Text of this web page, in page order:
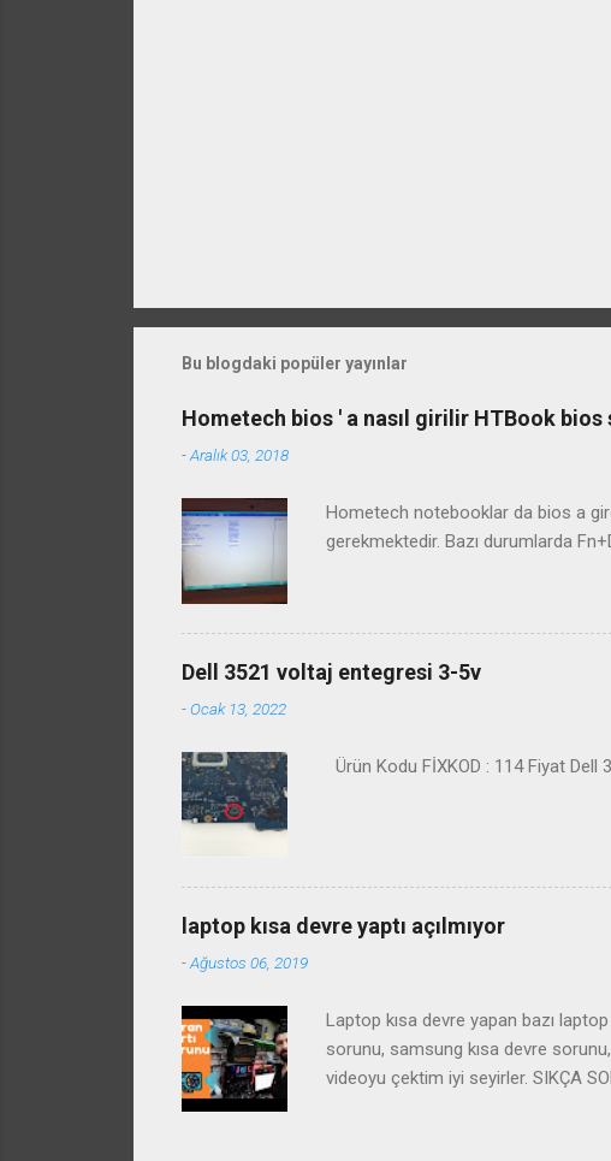
Bu blogdaki popüler yayınlar
Hometech bios ' a nasıl girilir HTBook
-Aralık 03, 2018
Hometech notebooklar da bios a
gerekmektedir. Bazı durumlarda
Dell 3521 voltaj entegresi 3-5v
-Ocak 13, 2022
Ürün Kodu FİXKOD : 114 Fiyat
laptop kısa devre yaptı açılmıyor
-Ağustos 06, 2019
Laptop kısa devre yapan bazı
sorunu, samsung kısa devre
videoyu çektim iyi seyirler. SIKÇA